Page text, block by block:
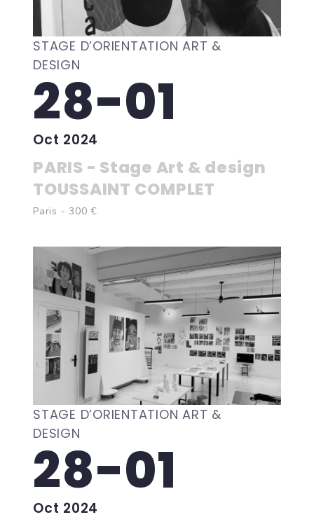
STAGE D’ORIENTATION ART &
DESIGN
28-01
Oct 2024
PARIS - Stage Art & design
TOUSSAINT COMPLET
Paris - 300 €
STAGE D’ORIENTATION ART &
DESIGN
28-01
Oct 2024